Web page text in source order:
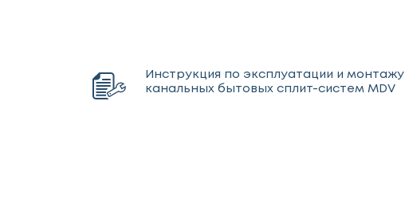
Инструкция по эксплуатации и монтажу
канальных бытовых сплит-систем MDV